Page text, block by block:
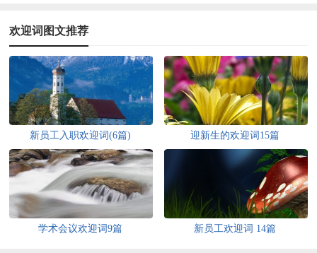
欢迎词图文推荐
新员工入职欢迎词(6篇) 迎新生的欢迎词15篇
学术会议欢迎词9篇 新员工欢迎词 14篇